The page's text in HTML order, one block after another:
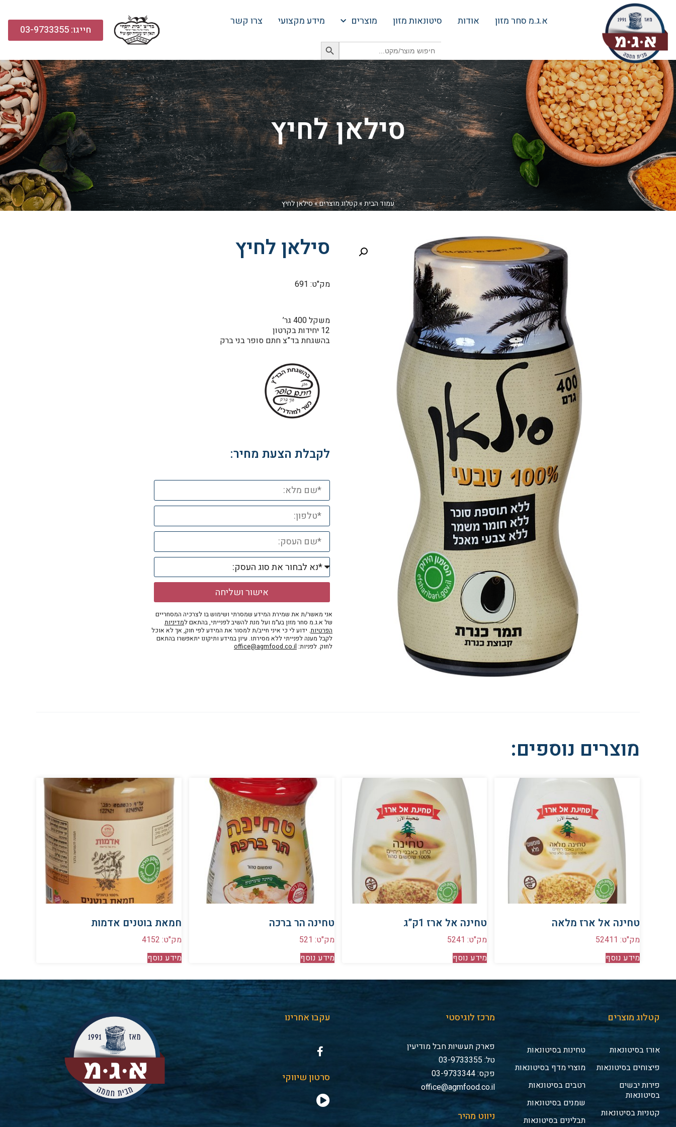
א.ג.מ סחר מזון אודות סיטונאות מזון מוצרים מידע מקצועי צרו קשר
Search
for:
Search Button
חייגו: 03-9733355
סילאן לחיץ
עמוד הבית»קטלוג מוצרים»סילאן לחיץ
סילאן לחיץ
מק"ט: 691
משקל 400 גר’
12 יחידות בקרטון
בהשגחת בד”צ חתם סופר בני ברק
לקבלת הצעת מחיר:
אישור ושליחה
אני מאשר/ת את שמירת המידע שמסרתי ושימוש בו לצרכיה המסחריים
של א.ג.מ סחר מזון בע״מ ועל מנת להשיב לפנייתי, בהתאם למדיניות
הפרטיות. ידוע לי כי איני חייב/ת למסור את המידע לפי חוק, אך לא אוכל
לקבל מענה לפנייתי ללא מסירתו. עיון במידע ותיקונו יתאפשרו בהתאם
לחוק. לפניות: office@agmfood.co.il
מוצרים נוספים:
טחינה אל ארז מלאה
מק"ט: 52411
מידע נוסף
טחינה אל ארז 1ק”ג
מק"ט: 5241
מידע נוסף
טחינה הר ברכה
מק"ט: 521
מידע נוסף
חמאת בוטנים אדמות
מק"ט: 4152
מידע נוסף
קטלוג מוצרים
אורז בסיטונאות
פיצוחים בסיטונאות
פירות יבשים
בסיטונאות
קטניות בסיטונאות
טחינות בסיטונאות
מוצרי מדף בסיטונאות
רטבים בסיטונאות
שמנים בסיטונאות
תבלינים בסיטונאות
מרכז לוגיסטי
פארק תעשיות חבל מודיעין
טל: 03-9733355
פקס: 03-9733344
office@agmfood.co.il
ניווט מהיר
עקבו אחרינו
סרטון שיווקי